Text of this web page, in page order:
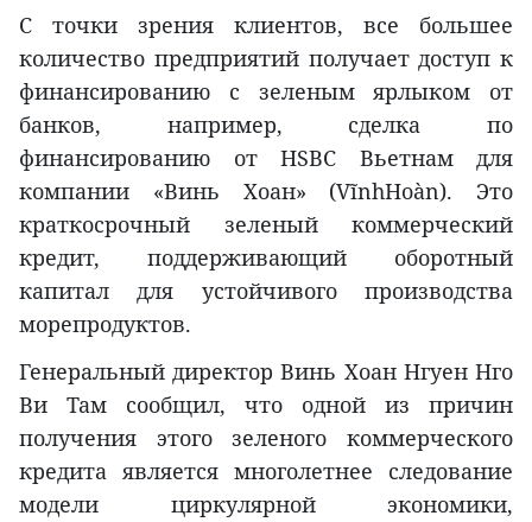
С точки зрения клиентов, все большее
количество предприятий получает доступ к
финансированию с зеленым ярлыком от
банков, например, сделка по
финансированию от HSBC Вьетнам для
компании «Винь Хоан» (VĩnhHoàn). Это
краткосрочный зеленый коммерческий
кредит, поддерживающий оборотный
капитал для устойчивого производства
морепродуктов.
Генеральный директор Винь Хоан Нгуен Нго
Ви Там сообщил, что одной из причин
получения этого зеленого коммерческого
кредита является многолетнее следование
модели циркулярной экономики,